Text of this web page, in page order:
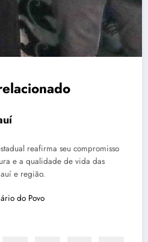
reafirma seu compromisso
e a qualidade de vida das
e região.
do Povo